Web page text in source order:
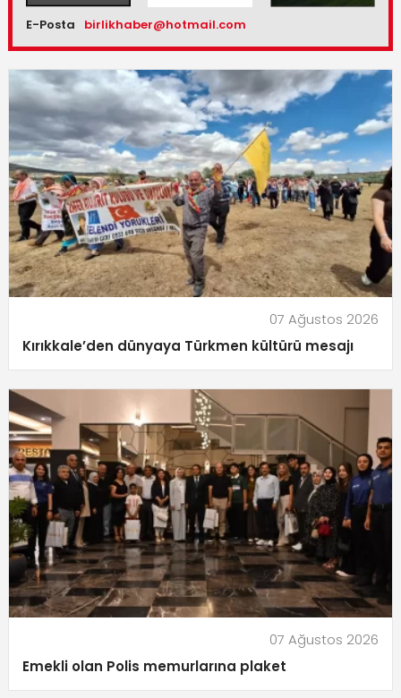
E-Posta birlikhaber@hotmail.com
07 Ağustos 2026
Kırıkkale’den dünyaya Türkmen kültürü mesajı
07 Ağustos 2026
Emekli olan Polis memurlarına plaket